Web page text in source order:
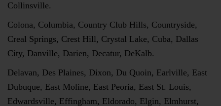
Collinsville.
Colona, Columbia, Country Club Hills, Countryside,
Creal Springs, Crest Hill, Crystal Lake, Cuba, Dallas
City, Danville, Darien, Decatur, DeKalb.
Delavan, Des Plaines, Dixon, Du Quoin, Earlville, East
Dubuque, East Moline, East Peoria, East St. Louis,
Edwardsville, Effingham, Eldorado, Elgin, Elmhurst,